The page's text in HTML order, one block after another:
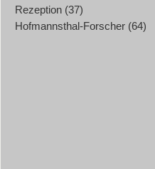
Rezeption (37)
Hofmannsthal-Forscher (64)